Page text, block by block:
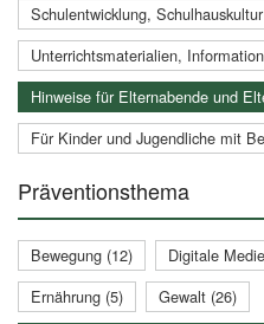
Schulentwicklung,
Unterrichtsmaterialien,
Hinweise für Elternabende und
Für Kinder und Jugendliche mit
Präventionsthema
Bewegung (12) Digitale
Ernährung (5)
Gewalt (26)